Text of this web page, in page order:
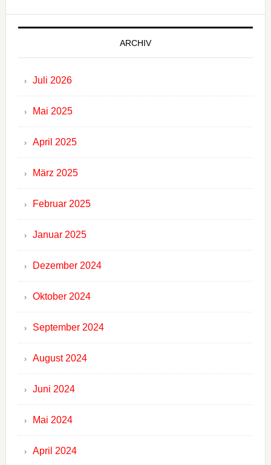
ARCHIV
Juli 2026
Mai 2025
April 2025
März 2025
Februar 2025
Januar 2025
Dezember 2024
Oktober 2024
September 2024
August 2024
Juni 2024
Mai 2024
April 2024